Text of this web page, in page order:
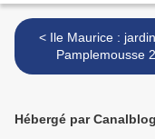
< Ile Maurice : jardin de
Pamplemousse 2
Hébergé par Canalblog